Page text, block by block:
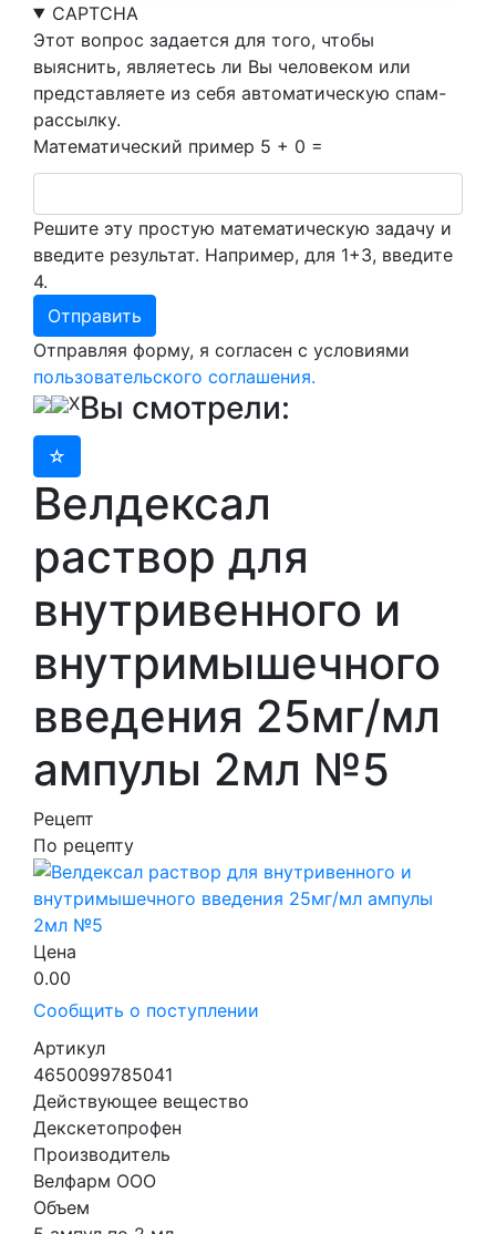
Велдексал
раствор для
внутривенного и
внутримышечного
введения 25мг/мл
ампулы 2мл №5
Рецепт
По рецепту
Цена
0.00
Сообщить о поступлении
Артикул
4650099785041
Действующее вещество
Декскетопрофен
Производитель
Велфарм ООО
Объем
CAPTCHA
Этот вопрос задается для того, чтобы
выяснить, являетесь ли Вы человеком или
представляете из себя автоматическую спам-
рассылку.
Математический пример 5 + 0 =
Решите эту простую математическую задачу и
введите результат. Например, для 1+3, введите
4.
Отправляя форму, я согласен с условиями
пользовательского соглашения.
XВы смотрели: